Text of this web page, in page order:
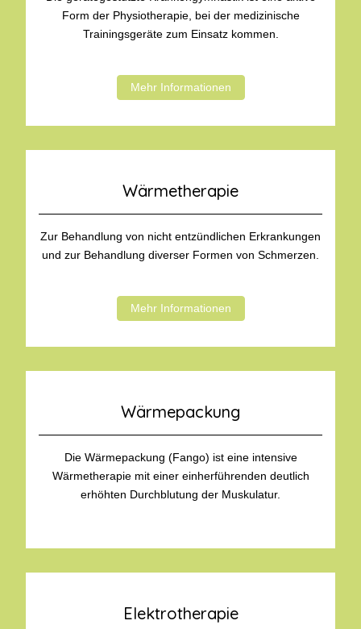
Form der Physiotherapie, bei der medizinische
Trainingsgeräte zum Einsatz kommen.
Mehr Informationen
Wärmetherapie
Zur Behandlung von nicht entzündlichen Erkrankungen
und zur Behandlung diverser Formen von Schmerzen.
Mehr Informationen
Wärmepackung
Die Wärmepackung (Fango) ist eine intensive
Wärmetherapie mit einer einherführenden deutlich
erhöhten Durchblutung der Muskulatur.
Elektrotherapie